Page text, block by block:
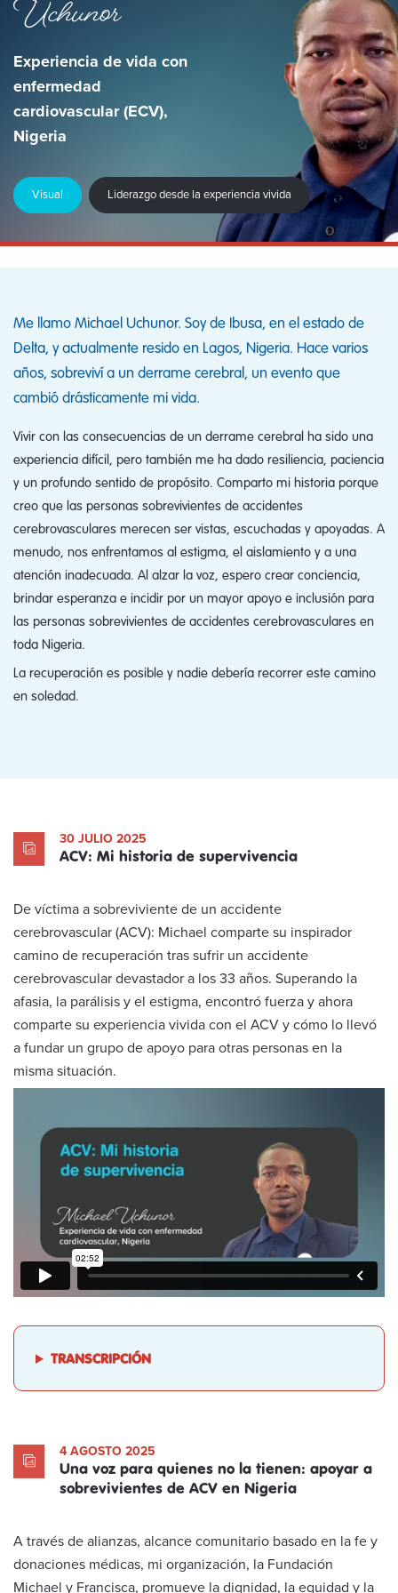
Uchunor
Experiencia de vida con
enfermedad
cardiovascular (ECV),
Nigeria
Visual Liderazgo desde la experiencia vivida
Me llamo Michael Uchunor. Soy de Ibusa, en el estado de
Delta, y actualmente resido en Lagos, Nigeria. Hace varios
años, sobreviví a un derrame cerebral, un evento que
cambió drásticamente mi vida.
Vivir con las consecuencias de un derrame cerebral ha sido una
experiencia difícil, pero también me ha dado resiliencia, paciencia
y un profundo sentido de propósito. Comparto mi historia porque
creo que las personas sobrevivientes de accidentes
cerebrovasculares merecen ser vistas, escuchadas y apoyadas. A
menudo, nos enfrentamos al estigma, el aislamiento y a una
atención inadecuada. Al alzar la voz, espero crear conciencia,
brindar esperanza e incidir por un mayor apoyo e inclusión para
las personas sobrevivientes de accidentes cerebrovasculares en
toda Nigeria.
La recuperación es posible y nadie debería recorrer este camino
en soledad.
30 JULIO 2025
ACV: Mi historia de supervivencia
De víctima a sobreviviente de un accidente
cerebrovascular (ACV): Michael comparte su inspirador
camino de recuperación tras sufrir un accidente
cerebrovascular devastador a los 33 años. Superando la
afasia, la parálisis y el estigma, encontró fuerza y ahora
comparte su experiencia vivida con el ACV y cómo lo llevó
a fundar un grupo de apoyo para otras personas en la
misma situación.
TRANSCRIPCIÓN
4 AGOSTO 2025
Una voz para quienes no la tienen: apoyar a
sobrevivientes de ACV en Nigeria
A través de alianzas, alcance comunitario basado en la fe y
donaciones médicas, mi organización, la Fundación
Michael y Francisca, promueve la dignidad, la equidad y la